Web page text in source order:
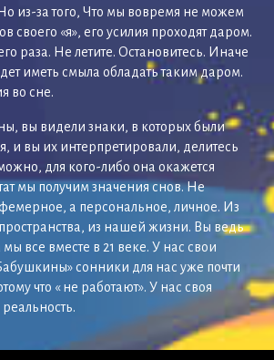
из-за того, Что мы вовремя не можем
своего «я», его усилия проходят даром.
раза. Не летите. Остановитесь. Иначе
иметь смыла обладать таким даром.
во сне.
вы видели знаки, в которых были
и вы их интерпретировали, делитесь
для кого-либо она окажется
мы получим значения снов. Не
а персональное, личное. Из
из нашей жизни. Вы ведь
все вместе в 21 веке. У нас свои
сонники для нас уже почти
что « не работают». У нас своя